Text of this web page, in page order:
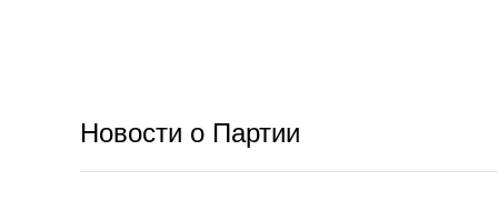
Новости о Партии